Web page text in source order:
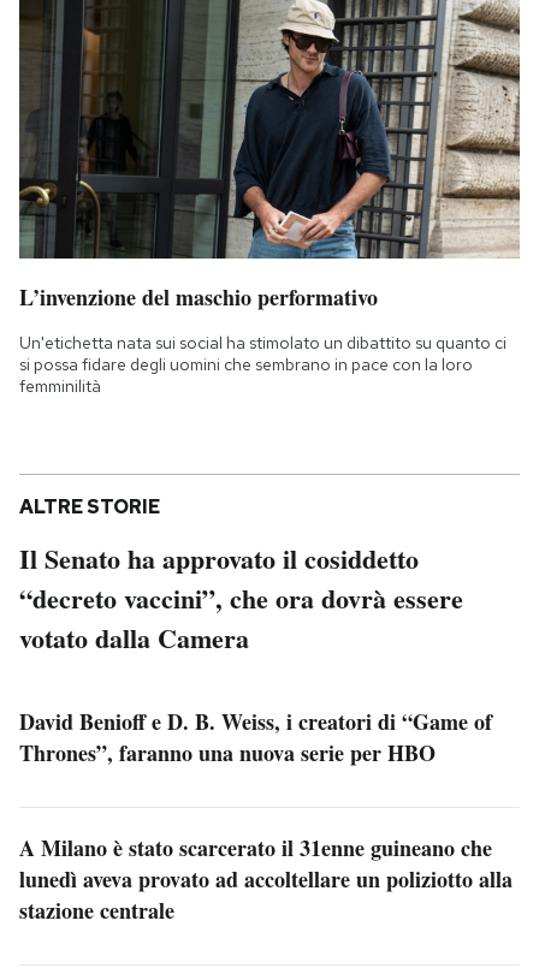
L’invenzione del maschio performativo
Un'etichetta nata sui social ha stimolato un dibattito su quanto ci
si possa fidare degli uomini che sembrano in pace con la loro
femminilità
ALTRE STORIE
Il Senato ha approvato il cosiddetto
“decreto vaccini”, che ora dovrà essere
votato dalla Camera
David Benioff e D. B. Weiss, i creatori di “Game of
Thrones”, faranno una nuova serie per HBO
A Milano è stato scarcerato il 31enne guineano che
lunedì aveva provato ad accoltellare un poliziotto alla
stazione centrale